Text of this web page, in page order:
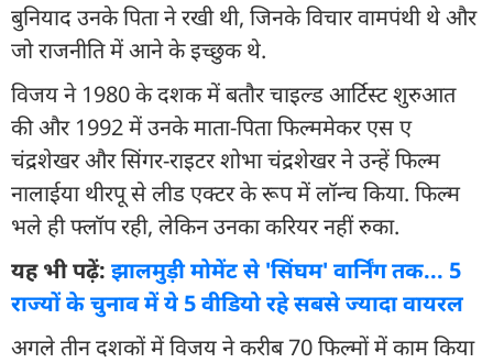
बुनियाद उनके पिता ने रखी थी, जिनके विचार वामपंथी थे और
जो राजनीति में आने के इच्छुक थे.
विजय ने 1980 के दशक में बतौर चाइल्ड आर्टिस्ट शुरुआत
की और 1992 में उनके माता-पिता फिल्ममेकर एस ए
चंद्रशेखर और सिंगर-राइटर शोभा चंद्रशेखर ने उन्हें फिल्म
नालाईया थीरपू से लीड एक्टर के रूप में लॉन्च किया. फिल्म
भले ही फ्लॉप रही, लेकिन उनका करियर नहीं रुका.
यह भी पढ़ें: झालमुड़ी मोमेंट से 'सिंघम' वार्निंग तक... 5
राज्यों के चुनाव में ये 5 वीडियो रहे सबसे ज्यादा वायरल
अगले तीन दशकों में विजय ने करीब 70 फिल्मों में काम किया